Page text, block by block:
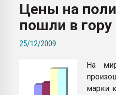
Продам отходы Композиция
поликарбоната и АБС-пластика
Armaloy PC/ABS-1IM черный цвет
Цены на
пошли в гору
25/12/2009
На
марки